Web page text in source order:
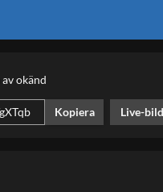
avokänd
Kopiera Live-bild